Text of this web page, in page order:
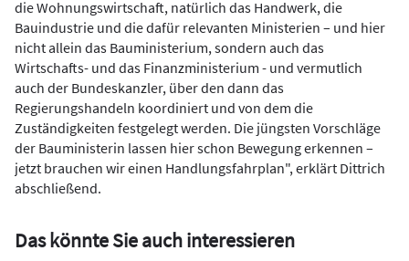
die Wohnungswirtschaft, natürlich das Handwerk, die
Bauindustrie und die dafür relevanten Ministerien – und hier
nicht allein das Bauministerium, sondern auch das
Wirtschafts- und das Finanzministerium - und vermutlich
auch der Bundeskanzler, über den dann das
Regierungshandeln koordiniert und von dem die
Zuständigkeiten festgelegt werden. Die jüngsten Vorschläge
der Bauministerin lassen hier schon Bewegung erkennen –
jetzt brauchen wir einen Handlungsfahrplan", erklärt Dittrich
abschließend.
Das könnte Sie auch interessieren